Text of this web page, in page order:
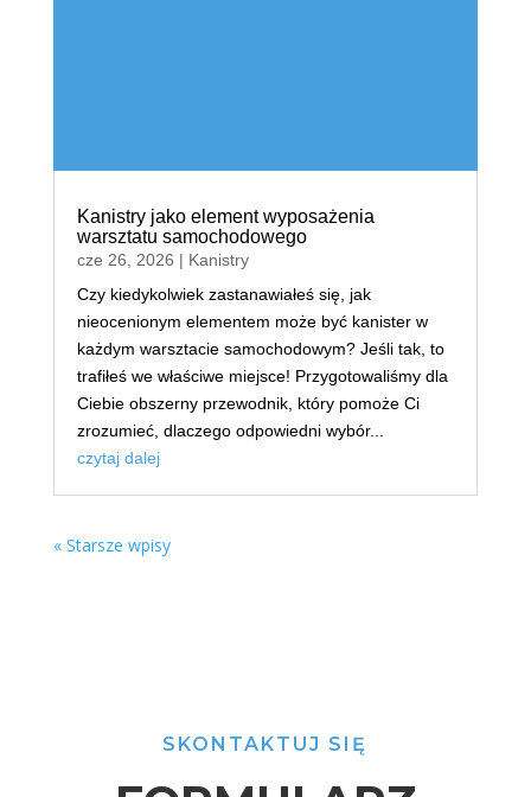
Kanistry jako element wyposażenia
warsztatu samochodowego
cze 26, 2026 | Kanistry
Czy kiedykolwiek zastanawiałeś się, jak
nieocenionym elementem może być kanister w
każdym warsztacie samochodowym? Jeśli tak, to
trafiłeś we właściwe miejsce! Przygotowaliśmy dla
Ciebie obszerny przewodnik, który pomoże Ci
zrozumieć, dlaczego odpowiedni wybór...
czytaj dalej
« Starsze wpisy
SKONTAKTUJ SIĘ